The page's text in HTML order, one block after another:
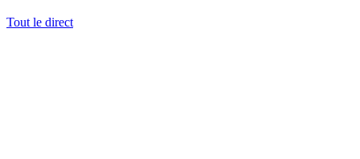
Tout le direct